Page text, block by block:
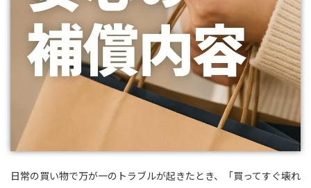
日常の買い物で万が一のトラブルが起きたとき、「買ってすぐ壊れ